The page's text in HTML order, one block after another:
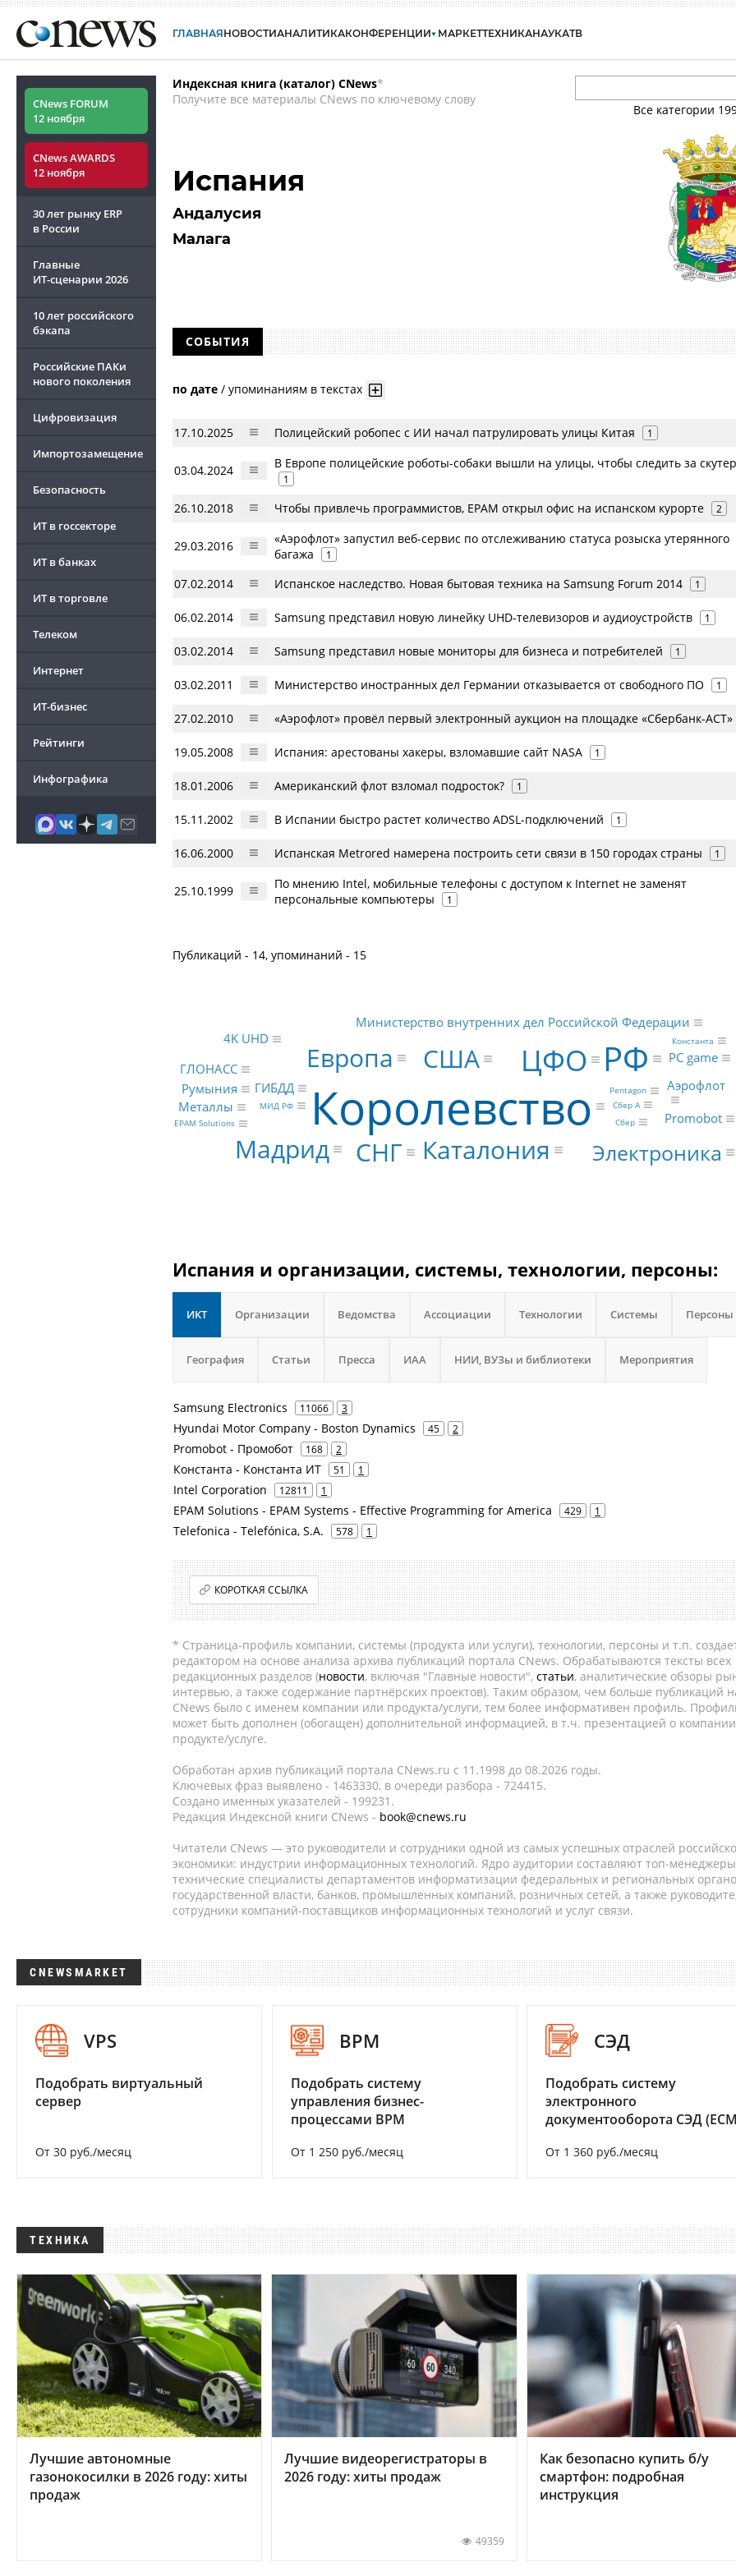
ГЛАВНАЯНОВОСТИАНАЛИТИКАКОНФЕРЕНЦИИ МАРКЕТТЕХНИКАНАУКАТВ
CNews FORUM
12 ноября
CNews AWARDS
12 ноября
30 лет рынку ERP
в России
Главные
ИТ-сценарии 2026
10 лет российского
бэкапа
Российские ПАКи
нового поколения
Цифровизация
Импортозамещение
Безопасность
ИТ в госсекторе
ИТ в банках
ИТ в торговле
Телеком
Интернет
ИТ-бизнес
Рейтинги
Инфографика
Индексная книга (каталог) CNews*
Получите все материалы CNews по ключевому слову
Все категории
Испания
Андалусия
Малага
СОБЫТИЯ
по дате / упоминаниям в текстах
17.10.2025 Полицейский робопес с ИИ начал патрулировать улицы Китая 1
03.04.2024 В Европе полицейские роботы-собаки вышли на улицы, чтобы следить за
1
26.10.2018 Чтобы привлечь программистов, EPAM открыл офис на испанском курорте 2
29.03.2016
«Аэрофлот» запустил веб-сервис по отслеживанию статуса розыска утерянного
багажа
1
07.02.2014 Испанское наследство. Новая бытовая техника на Samsung Forum 2014 1
06.02.2014 Samsung представил новую линейку UHD-телевизоров и аудиоустройств 1
03.02.2014 Samsung представил новые мониторы для бизнеса и потребителей 1
03.02.2011 Министерство иностранных дел Германии отказывается от свободного ПО 1
27.02.2010 «Аэрофлот» провёл первый электронный аукцион на площадке «Сбербанк-АСТ»
19.05.2008 Испания: арестованы хакеры, взломавшие сайт NASA 1
18.01.2006 Американский флот взломал подросток? 1
15.11.2002 В Испании быстро растет количество ADSL-подключений 1
16.06.2000 Испанская Metrored намерена построить сети связи в 150 городах страны 1
25.10.1999
По мнению Intel, мобильные телефоны с доступом к Internet не заменят
персональные компьютеры
1
Публикаций - 14, упоминаний - 15
Королевство
РФ
ЦФО
США
Европа
Мадрид СНГ Каталония Электроника
Promobot
Аэрофлот
Министерство внутренних дел Российской Федерации
ГИБДД
PC game
4K UHD
ГЛОНАСС
Румыния
Металлы
Константа
EPAM Solutions Сбер
Сбер А
Pentagon
МИД РФ
Испания и организации, системы, технологии, персоны:
ИКТ Организации Ведомства Ассоциации Технологии Системы Персоны
География Статьи Пресса ИАА НИИ, ВУЗы и библиотеки Мероприятия
Samsung Electronics 11066 3
Hyundai Motor Company - Boston Dynamics 45 2
Promobot - Промобот 168 2
Константа - Константа ИТ 51 1
Intel Corporation 12811 1
EPAM Solutions - EPAM Systems - Effective Programming for America 429 1
Telefonica - Telefónica, S.A. 578 1
КОРОТКАЯ ССЫЛКА
* Страница-профиль компании, системы (продукта или услуги), технологии, персоны и т.п.
редактором на основе анализа архива публикаций портала CNews. Обрабатываются тексты всех
редакционных разделов (новости, включая "Главные новости", статьи, аналитические обзоры
интервью, а также содержание партнёрских проектов). Таким образом, чем больше публикаций
CNews было с именем компании или продукта/услуги, тем более информативен профиль.
может быть дополнен (обогащен) дополнительной информацией, в т.ч. презентацией о
продукте/услуге.
Обработан архив публикаций портала CNews.ru c 11.1998 до 08.2026 годы.
Ключевых фраз выявлено - 1463330, в очереди разбора - 724415.
Создано именных указателей - 199231.
Редакция Индексной книги CNews - book@cnews.ru
Читатели CNews — это руководители и сотрудники одной из самых успешных отраслей
экономики: индустрии информационных технологий. Ядро аудитории составляют топ-
технические специалисты департаментов информатизации федеральных и региональных
государственной власти, банков, промышленных компаний, розничных сетей, а также
сотрудники компаний-поставщиков информационных технологий и услуг связи.
CNEWSMARKET
VPS
Подобрать виртуальный
сервер
От 30 руб./месяц
BPM
Подобрать систему
управления бизнес-
процессами BPM
От 1 250 руб./месяц
СЭД
Подобрать систему
электронного
документооборота СЭД
От 1 360 руб./месяц
ТЕХНИКА
Лучшие автономные
газонокосилки в 2026 году: хиты
продаж
Лучшие видеорегистраторы в
2026 году: хиты продаж
49359
Как безопасно купить б/у
смартфон: подробная
инструкция